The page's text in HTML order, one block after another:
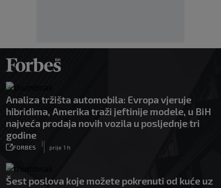
Analiza tržišta automobila: Evropa vjeruje
hibridima, Amerika traži jeftinije modele, u BiH
najveća prodaja novih vozila u posljednje tri
godine
FORBES
|
prije 1 h
Šest poslova koje možete pokrenuti od kuće uz